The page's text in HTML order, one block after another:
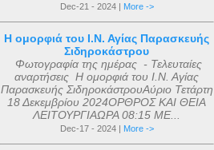
Dec-21 - 2024 | More ->
Η ομορφιά του Ι.Ν. Αγίας Παρασκευής
Σιδηροκάστρου
Φωτογραφία της ημέρας - Τελευταίες
αναρτήσεις Η ομορφιά του Ι.Ν. Αγίας
Παρασκευής ΣιδηροκάστρουΑύριο Τετάρτη
18 Δεκεμβρίου 2024ΟΡΘΡΟΣ ΚΑΙ ΘΕΙΑ
ΛΕΙΤΟΥΡΓΙΑΩΡΑ 08:15 ΜΕ...
Dec-17 - 2024 | More ->